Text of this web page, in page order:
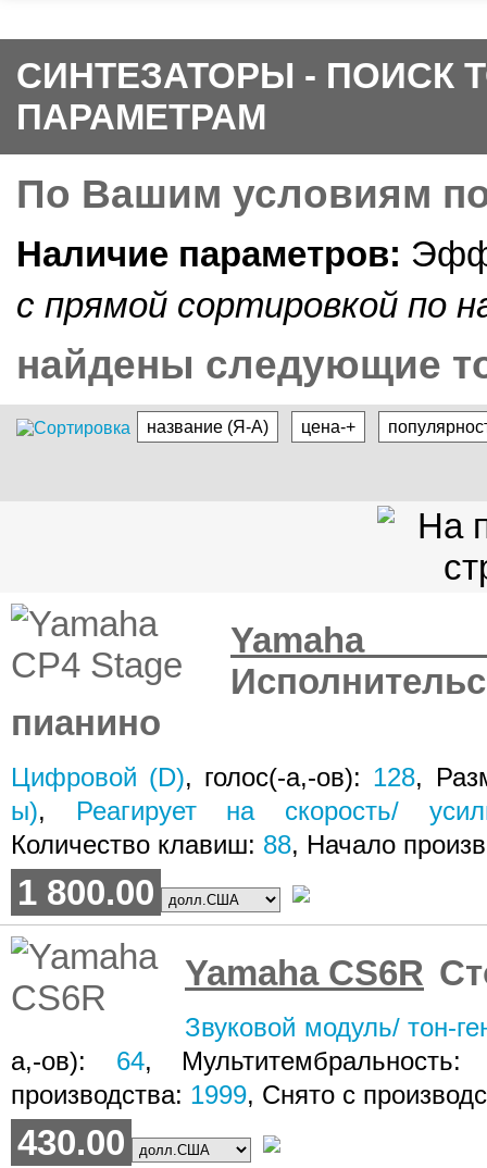
СИНТЕЗАТОРЫ - ПОИСК
ПАРАМЕТРАМ
По Вашим условиям
Наличие параметров:
c прямой cортировкой по
найдены следующие
название (Я-А) цена-+
пианино
Цифровой (D), голос(-а,-ов): 128,
ы), Реагирует на скорость/
Количество клавиш: 88, Начало
1 800.00
Yamaha CS6R
Звуковой модуль/ тон-
а,-ов): 64,
производства: 1999, Снято с
430.00